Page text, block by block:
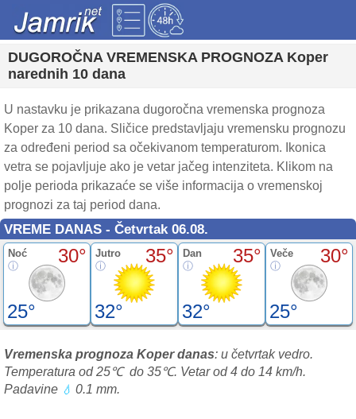
DUGOROČNA VREMENSKA PROGNOZA Koper
narednih 10 dana
U nastavku je prikazana dugoročna vremenska prognoza
Koper za 10 dana. Sličice predstavljaju vremensku prognozu
za određeni period sa očekivanom temperaturom. Ikonica
vetra se pojavljuje ako je vetar jačeg intenziteta. Klikom na
polje perioda prikazaće se više informacija o vremenskoj
prognozi za taj period dana.
VREME DANAS - Četvrtak 06.08.
Noć 30°
25°
Jutro 35°
32°
Dan 35°
32°
Veče 30°
25°
Vremenska prognoza Koper danas: u četvrtak vedro.
Temperatura od 25℃ do 35℃. Vetar od 4 do 14 km/h.
Padavine 💧 0.1 mm.